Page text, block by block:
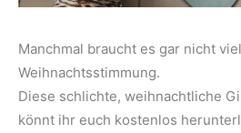
Manchmal braucht es gar nicht
Weihnachtsstimmung.
Diese schlichte, weihnachtliche
könnt ihr euch kostenlos